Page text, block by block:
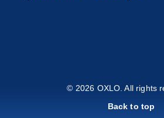
© 2026 OXLO. All rights
Back to top